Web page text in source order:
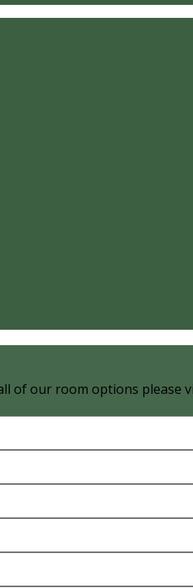
of our room options please